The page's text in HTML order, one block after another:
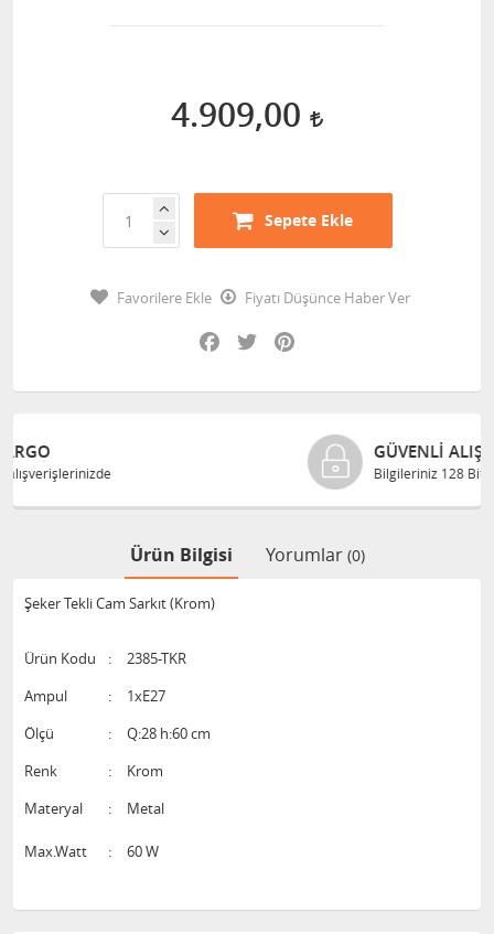
4.909,00
Sepete Ekle
Favorilere Ekle
Fiyatı Düşünce Haber Ver
Facebook
Twitter
GÜVENLI ALIŞVERIŞ
Bilgileriniz 128 Bit SSL ile güvende
Ürün Bilgisi Yorumlar (0)
Şeker Tekli Cam Sarkıt (Krom)
Ürün Kodu :
2385-TKR
Ampul
:
1xE27
Ölçü
:
Q:28 h:60 cm
Renk
:
Krom
Materyal
: Metal
Max.Watt : 60 W